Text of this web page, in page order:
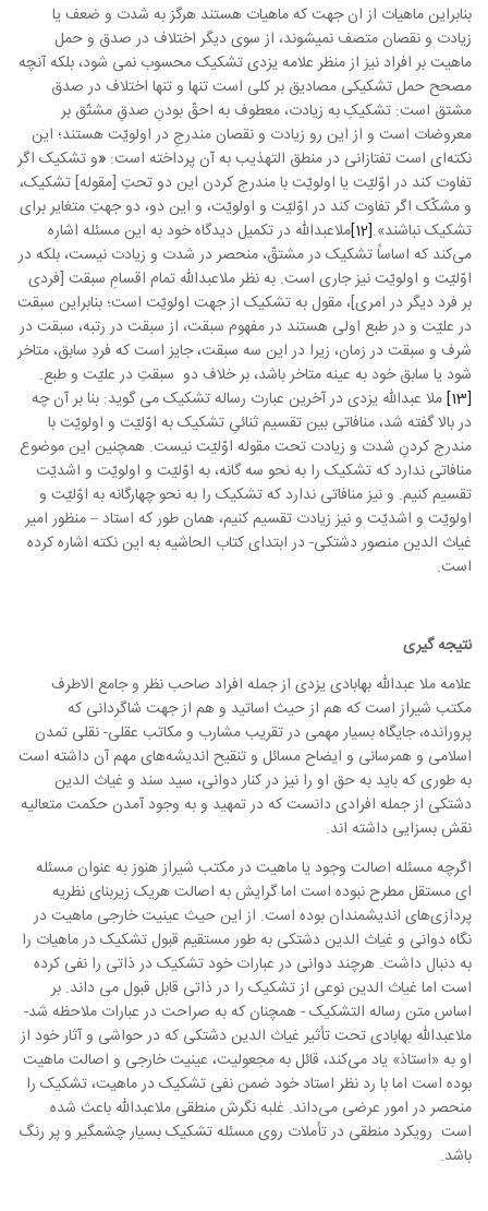
بنابراین ماهیات از ان جهت که ماهیات هستند هرگز به شدت و ضعف یا
زیادت و نقصان متصف نمی­شوند، از سوی دیگر اختلاف در صدق و حمل
ماهیت بر افراد نیز از منظر علامه یزدی تشکیک محسوب نمی شود، بلکه آنچه
مصحح حمل تشکیکی مصادیق بر کلی است تنها و تنها اختلاف در صدق
مشتق است: تشکیکِ به زیادت، معطوف به احقّ بودنِ صدقِ مشتّق بر
معروضات است و از این رو زیادت و نقصان مندرجِ در اولویّت هستند؛ این
نکته‌ای است تفتازانی درمنطق التهذیببه آن پرداخته است: «و تشکیک اگر
تفاوت کند در اوّلیّت یا اولویّت با مندرج کردن این دو تحتِ [مقوله] تشکیک،
و مشکّک اگر تفاوت کند در اوّلیّت و اولویّت، و این دو، دو جهتِ متغایر برای
تشکیک نباشند».[12]
ملاعبدالله در تکمیل دیدگاه خود به این مسئله اشاره
می‌کند که اساساً تشکیک در مشتقّ، منحصر در شدت و زیادت نیست، بلکه در
اوّلیّت و اولویّت نیز جاری است. به نظر ملاعبدالله تمام اقسامِ سبقت [فردی
بر فرد دیگر در امری]، مقول به تشکیک از جهت اولویّت است؛ بنابراین سبقت
در علیّت و در طبع اولی هستند در مفهوم سبقت، از سبقت در رتبه، سبقت در
شرف و سبقت در زمان، زیرا در این سه سبقت، جایز است که فردِ سابق، متاخر
شود یا سابق خود به عینه متاخر باشد، بر خلاف دو سبقتِ در علیّت و طبع.
[13]
ملا عبدالله یزدی در آخرین عبارت رساله تشکیک می گوید: بنا بر آن چه
در بالا گفته شد، منافاتی بین تقسیم ثنائیِ تشکیک به اوّلیّت و اولویّت با
مندرج کردنِ شدت و زیادت تحت مقوله اوّلیّت نیست. همچنین این موضوع
منافاتی ندارد که تشکیک را به نحو سه گانه، به اوّلیّت و اولویّت و اشدیّت
تقسیم کنیم. و نیز منافاتی ندارد که تشکیک را به نحو چهارگانه به اوّلیّت و
اولویّت و اشدیّت و نیز زیادت تقسیم کنیم، همان طور که استاد – منظور امیر
غیاث الدین منصور دشتکی- در ابتدای کتاب الحاشیهبه این نکته اشاره کرده
است.
نتیجه گیری
علامه ملا عبدالله بهابادی یزدی از جمله افراد صاحب نظر و جامع الاطرف
مکتب شیراز است که هم از حیث اساتید و هم از جهت شاگردانی که
پرورانده، جایگاه بسیار مهمی در تقریب مشارب و مکاتب عقلی- نقلی تمدن
اسلامی و همرسانی و ایضاح مسائل و تنقیح اندیشه‌های مهم آن داشته است
به طوری که باید به حق او را نیز در کنار دوانی، سید سند و غیاث الدین
دشتکی از جمله افرادی دانست که در تمهید و به وجود آمدن حکمت متعالیه
نقش بسزایی داشته اند.
اگرچه مسئله اصالت وجود یا ماهیت در مکتب شیراز هنوز به عنوان مسئله
ای مستقل مطرح نبوده است اما گرایش به اصالت هریک زیربنای نظریه
پردازی‌های اندیشمندان بوده است. از این حیث عینیت خارجی ماهیت در
نگاه دوانی و غیاث الدین دشتکی به طور مستقیم قبول تشکیک در ماهیات را
به دنبال داشت. هرچند دوانی در عبارات خود تشکیک در ذاتی را نفی کرده
است اما غیاث الدین نوعی از تشکیک را در ذاتی قابل قبول می داند. بر
اساس متن رساله التشکیک - همچنان که به صراحت در عبارات ملاحظه شد-
ملاعبدالله بهابادی تحت تأثیر غیاث الدین دشتکی که در حواشی و آثار خود از
او به «استاذ» یاد می‌کند، قائل به مجعولیت، عینیت خارجی و اصالت ماهیت
بوده است اما با رد نظر استاد خود ضمن نفی تشکیک در ماهیت، تشکیک را
منحصر در امور عرضی می‌داند. غلبه نگرش منطقی ملاعبدالله باعث شده
است رویکرد منطقی در تأملات روی مسئله تشکیک بسیار چشمگیر و پر رنگ
باشد.